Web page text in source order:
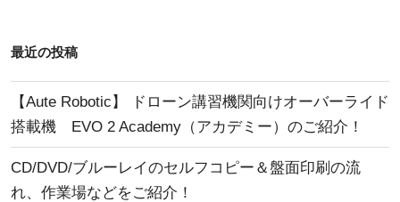
最近の投稿
【Aute Robotic】 ドローン講習機関向けオーバーライド
搭載機 EVO 2 Academy（アカデミー）のご紹介！
CD/DVD/ブルーレイのセルフコピー＆盤面印刷の流
れ、作業場などをご紹介！